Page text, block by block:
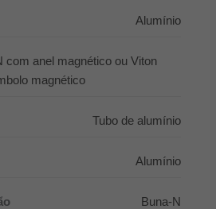
Alumínio
com anel magnético ou Viton
magnético
Tubo de alumínio
Alumínio
Buna-N